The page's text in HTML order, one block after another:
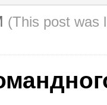
(This post was